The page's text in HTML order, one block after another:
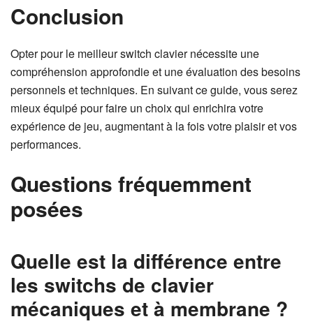
Conclusion
Opter pour le meilleur switch clavier nécessite une
compréhension approfondie et une évaluation des besoins
personnels et techniques. En suivant ce guide, vous serez
mieux équipé pour faire un choix qui enrichira votre
expérience de jeu, augmentant à la fois votre plaisir et vos
performances.
Questions fréquemment
posées
Quelle est la différence entre
les switchs de clavier
mécaniques et à membrane ?